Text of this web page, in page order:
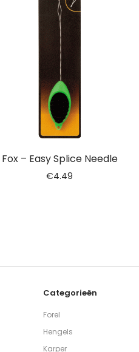
Fox – Easy Splice Needle
€4.49
Categorieën
Forel
Hengels
Karper